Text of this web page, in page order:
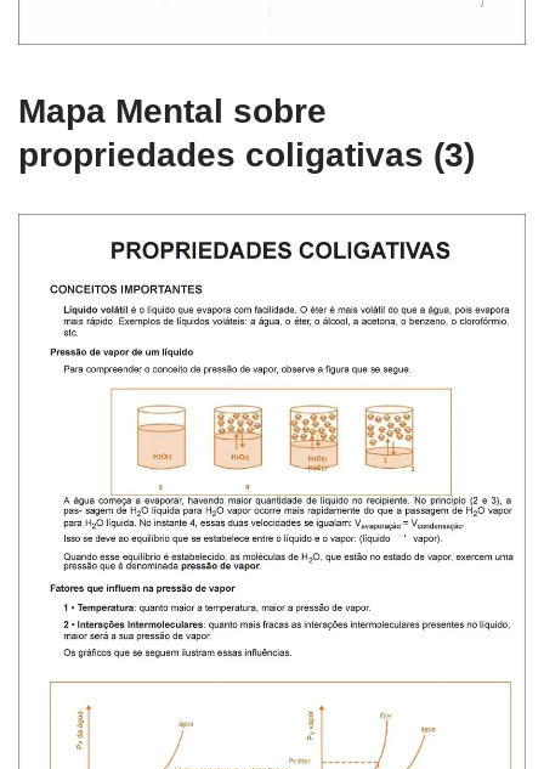
Mapa Mental sobre
propriedades coligativas (3)